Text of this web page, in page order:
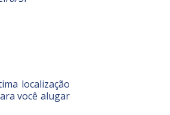
localização
você alugar